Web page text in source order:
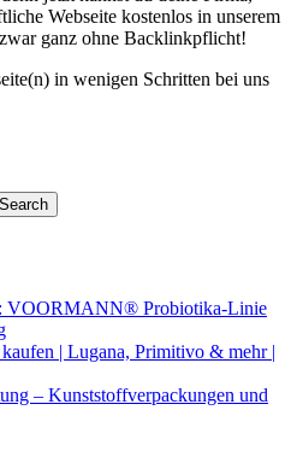
Webseite kostenlos in unserem
ganz ohne Backlinkpflicht!
in wenigen Schritten bei uns
VOORMANN® Probiotika-Linie
| Lugana, Primitivo & mehr |
– Kunststoffverpackungen und